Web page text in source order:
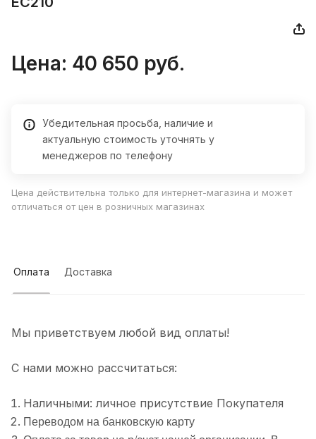
Цена: 40 650 руб.
Убедительная просьба, наличие и
актуальную стоимость уточнять у
менеджеров по телефону
Цена действительна только для интернет-магазина и может
отличаться от цен в розничных магазинах
Оплата Доставка
Мы приветствуем любой вид оплаты!
С нами можно рассчитаться:
Наличными: личное присутствие Покупателя
Переводом на банковскую карту